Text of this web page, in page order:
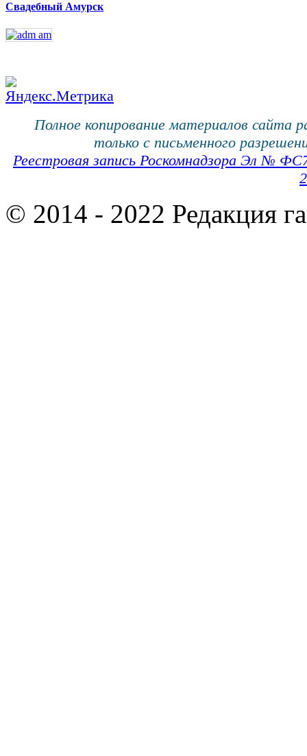
Свадебный Амурск
Полное копирование материалов сайта
только с письменного
Реестровая запись Роскомнадзора Эл №
© 2014 - 2022 Редакция